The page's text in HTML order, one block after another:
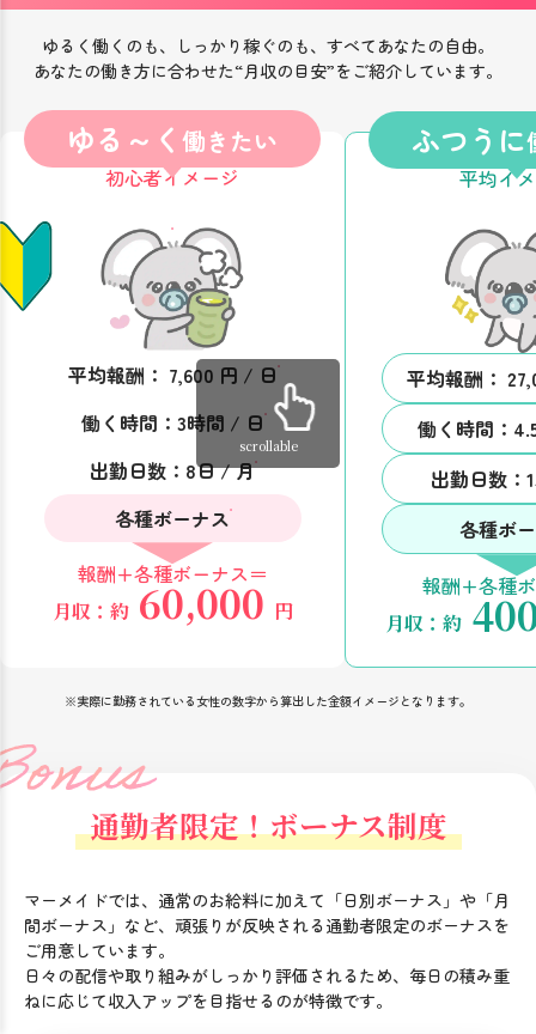
ゆるく働くのも、しっかり稼ぐのも、すべてあなたの自由。
あなたの働き方に合わせた“月収の目安”をご紹介しています。
ゆる～く 働きたい
初心者イメージ
平均報酬： 7,600 円 / 日
働く時間：3時間 / 日
出勤日数：8日 / 月
各種ボーナス
報酬+各種ボーナス＝
月収：約60,000 円
ふつうに
平均イ
平均報酬：
働く時間：
出勤日数：
各種ボ
報酬+各種
月収：約
scrollable
※実際に勤務されている女性の数字から算出した金額イメージとなります。
通勤者限定！ボーナス制度
マーメイドでは、通常のお給料に加えて「日別ボーナス」や「月
間ボーナス」など、頑張りが反映される通勤者限定のボーナスを
ご用意しています。
日々の配信や取り組みがしっかり評価されるため、毎日の積み重
ねに応じて収入アップを目指せるのが特徴です。